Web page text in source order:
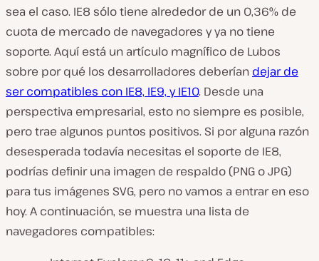
sea el caso. IE8 sólo tiene alrededor de un 0,36% de
cuota de mercado de navegadores y ya no tiene
soporte. Aquí está un artículo magnífico de Lubos
sobre por qué los desarrolladores deberían dejar de
ser compatibles con IE8, IE9, y IE10. Desde una
perspectiva empresarial, esto no siempre es posible,
pero trae algunos puntos positivos. Si por alguna razón
desesperada todavía necesitas el soporte de IE8,
podrías definir una imagen de respaldo (PNG o JPG)
para tus imágenes SVG, pero no vamos a entrar en eso
hoy. A continuación, se muestra una lista de
navegadores compatibles: